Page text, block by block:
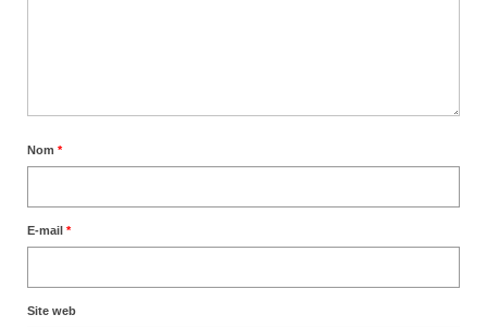
Nom *
E-mail *
Site web